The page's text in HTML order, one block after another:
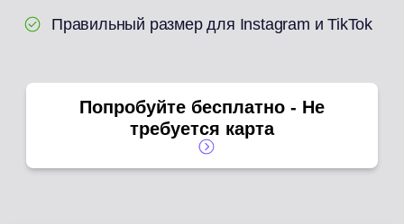
Правильный размер для Instagram и TikTok
Попробуйте бесплатно - Не
требуется карта